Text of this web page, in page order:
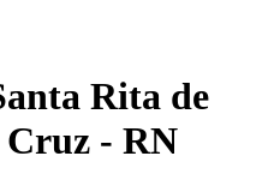
Rita de
Cruz - RN